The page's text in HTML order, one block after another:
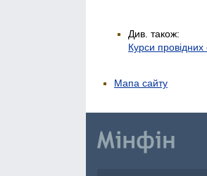
Див. також:
Курси
Мапа сайту